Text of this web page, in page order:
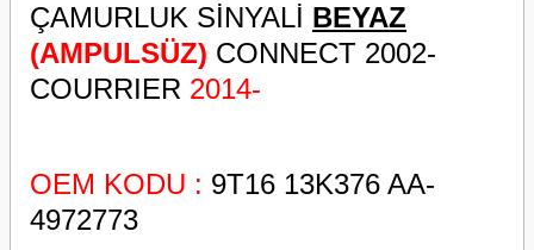
ÇAMURLUK SİNYALİ BEYAZ
(AMPULSÜZ) CONNECT 2002-
COURRIER 2014-
OEM KODU : 9T16 13K376 AA-
4972773